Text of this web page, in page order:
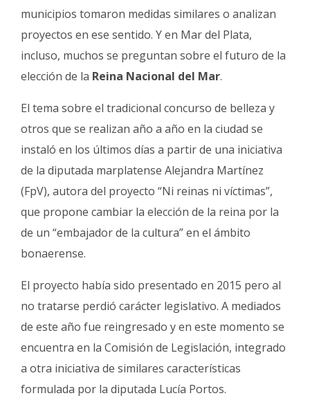
municipios tomaron medidas similares o analizan
proyectos en ese sentido. Y en Mar del Plata,
incluso, muchos se preguntan sobre el futuro de la
elección de la Reina Nacional del Mar.
El tema sobre el tradicional concurso de belleza y
otros que se realizan año a año en la ciudad se
instaló en los últimos días a partir de una iniciativa
de la diputada marplatense Alejandra Martínez
(FpV), autora del proyecto “Ni reinas ni víctimas”,
que propone cambiar la elección de la reina por la
de un “embajador de la cultura” en el ámbito
bonaerense.
El proyecto había sido presentado en 2015 pero al
no tratarse perdió carácter legislativo. A mediados
de este año fue reingresado y en este momento se
encuentra en la Comisión de Legislación, integrado
a otra iniciativa de similares características
formulada por la diputada Lucía Portos.